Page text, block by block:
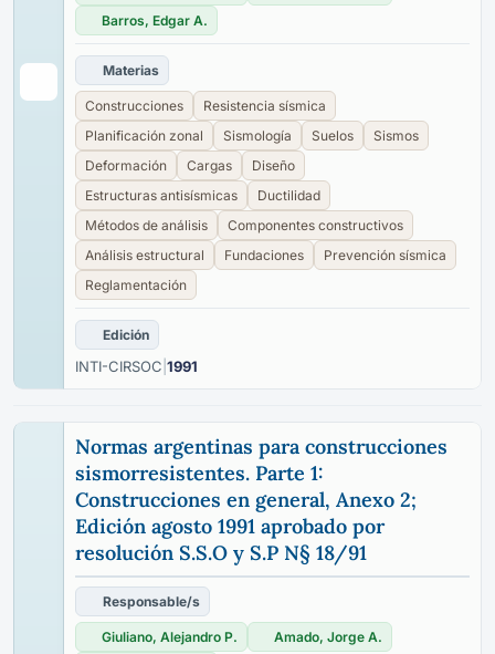
Barros, Edgar A.
Materias
Construcciones
Resistencia sísmica
Planificación zonal
Sismología Suelos
Sismos
Deformación
Cargas
Diseño
Estructuras antisísmicas
Ductilidad
Métodos de análisis
Componentes constructivos
Análisis estructural
Fundaciones
Prevención sísmica
Reglamentación
Edición
INTI-CIRSOC 1991
Normas argentinas para construcciones
sismorresistentes. Parte 1:
Construcciones en general, Anexo 2;
Edición agosto 1991 aprobado por
resolución S.S.O y S.P N§ 18/91
Responsable/s
Giuliano, Alejandro P. Amado, Jorge A.